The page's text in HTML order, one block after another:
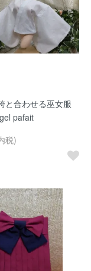
と合わせる巫女服
pafait
税)